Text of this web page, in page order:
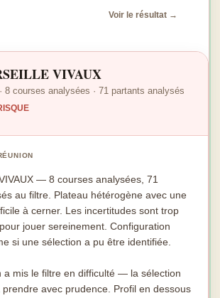
Voir le résultat →
VIVAUX
8 courses analysées · 71 partants analysés
— 8 courses analysées, 71
au filtre. Plateau hétérogène avec une
à cerner. Les incertitudes sont trop
jouer sereinement. Configuration
si une sélection a pu être identifiée.
a mis le filtre en difficulté — la sélection
prendre avec prudence. Profil en dessous